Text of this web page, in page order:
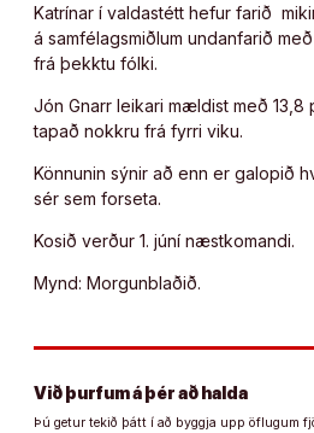
Katrínar í valdastétt hefur farið
á samfélagsmiðlum undanfarið
frá þekktu fólki.
Jón Gn­arr leik­ari mældist með
tapað nokkru frá fyrri viku.
Könnunin sýnir að enn er galopið
sér sem forseta.
Kosið verður 1. júní næstkomandi.
Mynd: Morgunblaðið.
Við þurfum á þér að halda
Þú getur tekið þátt í að byggja upp öflugum